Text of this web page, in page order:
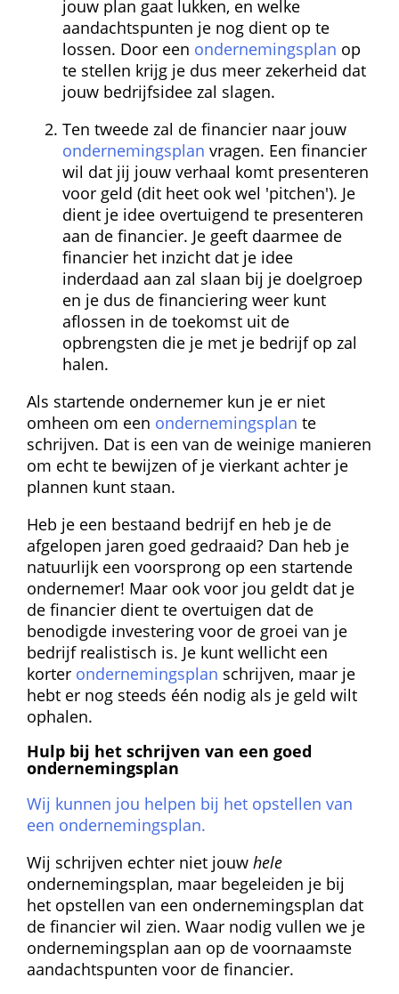
jouw plan gaat lukken, en welke
aandachtspunten je nog dient op te
lossen. Door een ondernemingsplan op
te stellen krijg je dus meer zekerheid dat
jouw bedrijfsidee zal slagen.
Ten tweede zal de financier naar jouw
ondernemingsplan vragen. Een financier
wil dat jij jouw verhaal komt presenteren
voor geld (dit heet ook wel 'pitchen'). Je
dient je idee overtuigend te presenteren
aan de financier. Je geeft daarmee de
financier het inzicht dat je idee
inderdaad aan zal slaan bij je doelgroep
en je dus de financiering weer kunt
aflossen in de toekomst uit de
opbrengsten die je met je bedrijf op zal
halen.
Als startende ondernemer kun je er niet
omheen om een ondernemingsplan te
schrijven. Dat is een van de weinige manieren
om echt te bewijzen of je vierkant achter je
plannen kunt staan.
Heb je een bestaand bedrijf en heb je de
afgelopen jaren goed gedraaid? Dan heb je
natuurlijk een voorsprong op een startende
ondernemer! Maar ook voor jou geldt dat je
de financier dient te overtuigen dat de
benodigde investering voor de groei van je
bedrijf realistisch is. Je kunt wellicht een
korter ondernemingsplan schrijven, maar je
hebt er nog steeds één nodig als je geld wilt
ophalen.
Hulp bij het schrijven van een goed
ondernemingsplan
Wij kunnen jou helpen bij het opstellen van
een ondernemingsplan.
Wij schrijven echter niet jouw hele
ondernemingsplan, maar begeleiden je bij
het opstellen van een ondernemings­plan dat
de financier wil zien. Waar nodig vullen we je
ondernemingsplan aan op de voornaamste
aandachtspunten voor de financier.